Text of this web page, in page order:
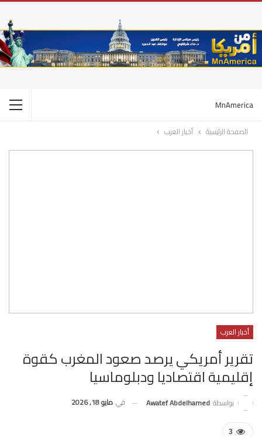
MnAmerica
الصفحة الرئيسية أخبار العرب
أخبار العرب
تقرير أمريكي يرصد صعود المغرب كقوة
إقليمية اقتصاديا ودبلوماسيا
بواسطة Awatef Abdelhamed في مايو 18, 2026
3